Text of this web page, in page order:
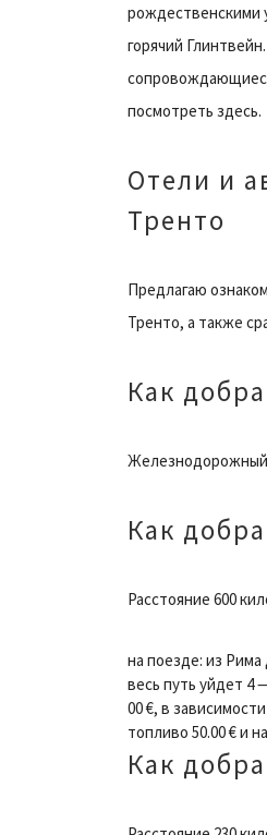
рождественскими
горячий
посмотреть здесь.
Отели и
Тренто
Предлагаю
Тренто, а также
Как
Железнодорожный
Как
Расстояние 600
на поезде: из
весь путь уйдет 4
00 €, в
топливо 50.00 € и
Как